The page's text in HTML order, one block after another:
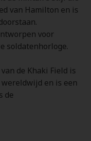
van Hamilton en is
voor
soldatenhorloge.
de Khaki Field is
en is een
de